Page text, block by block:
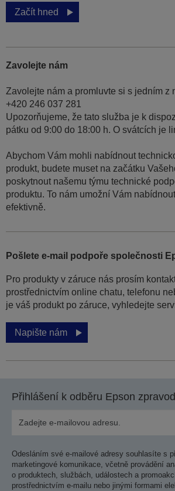
Začít hned
Zavolejte nám
Zavolejte nám a promluvte si s jedním z
+420 246 037 281
Upozorňujeme, že tato služba je k
pátku od 9:00 do 18:00 h. O svátcích je
Abychom Vám mohli nabídnout
produkt, budete muset na začátku
poskytnout našemu týmu technické
produktu. To nám umožní Vám
efektivně.
Pošlete e-mail podpoře společnosti
Pro produkty v záruce nás prosím
prostřednictvím online chatu, telefonu
je váš produkt po záruce, vyhledejte
Napište nám
Přihlášení k odběru Epson
Odesláním své e-mailové adresy souhlasíte s
marketingové komunikace, včetně provádění
o produktech, službách, událostech a
prostřednictvím e-mailu nebo jinými formami